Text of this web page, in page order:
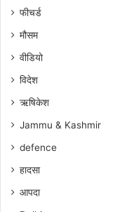
फीचर्ड
मौसम
वीडियो
विदेश
ऋषिकेश
Jammu & Kashmir
defence
हादसा
आपदा